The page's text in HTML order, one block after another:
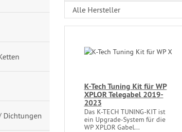
K-Tech Tuning Kit für WP
XPLOR Telegabel 2019-
2023
Das K-TECH TUNING-KIT ist
ein Upgrade-System für die
WP XPLOR Gabel...
Dichtungen